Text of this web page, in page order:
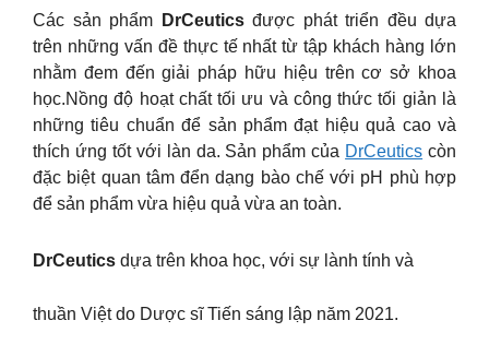
Các sản phẩm DrCeuticsđược phát triển đều dựa
trên những vấn đề thực tế nhất từ tập khách hàng lớn
nhằm đem đến giải pháp hữu hiệu trên cơ sở khoa
học.Nồng độ hoạt chất tối ưu và công thức tối giản là
những tiêu chuẩn để sản phẩm đạt hiệu quả cao và
thích ứng tốt với làn da. Sản phẩm của DrCeutics còn
đặc biệt quan tâm đển dạng bào chế với pH phù hợp
để sản phẩm vừa hiệu quả vừa an toàn.
DrCeutics dựa trên khoa học, với sự lành tính và
thuần Việt do Dược sĩ Tiến sáng lập năm 2021.